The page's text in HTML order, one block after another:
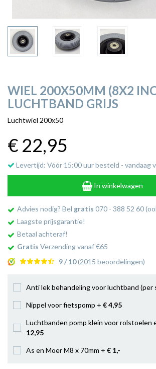
WIEL 200X50MM (8X2
LUCHTBAND GRIJS
Luchtwiel 200x50
€ 22,95
Levertijd: Vóór 15:00 uur besteld - vandaag
In winkelwagen
Advies nodig? Bel gratis 070 - 388 52 60
Laagste prijsgarantie!
Betaal achteraf!
Gratis Verzending vanaf €65
9 / 10(2015 beoordelingen)
Anti lek behandeling voor luchtband (per
Nippel voor fietspomp + € 4,95
Luchtbanden pomp klein voor rolstoelen
12,95
As en Moer M8 x 70mm + € 1,-